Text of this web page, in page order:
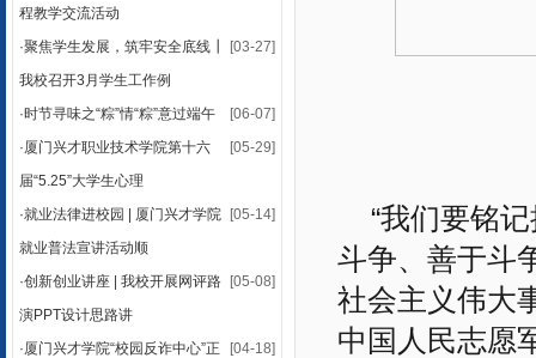
程教学交流活动
[03-27]
·聚焦学生发展，筑牢安全底线┃
我校召开3月学生工作例
[06-07]
·时节寻味之“粽”情“粽”意过端午
[05-29]
·厦门兴才职业技术学院第十六
届“5.25”大学生心理
[05-14]
·就业法律进校园 | 厦门兴才学院
就业普法宣讲活动顺
[05-08]
·创新创业讲座 | 我校开展网评路
演PPT设计思路讲
[04-18]
·厦门兴才学院“校园反诈中心”正
“我们要铭
斗争、善于斗
社会主义伟大
中国人民志愿